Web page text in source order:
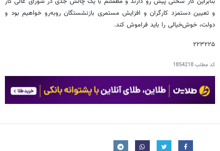
و تعیین دستمزد کارگران و افزایش مستمری بازنشستگان روبه‌رو خواهیم بود و
دولت، خوش‌خیالی را باید فراموش کند.
۲۲۳۲۲۵
کد مطلب1854218